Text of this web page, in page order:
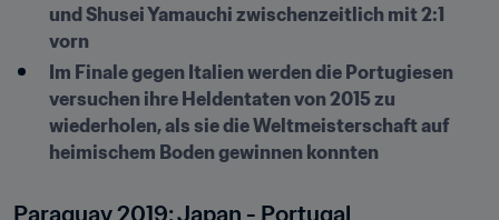
und Shusei Yamauchi zwischenzeitlich mit 2:1
vorn
Im Finale gegen Italien werden die Portugiesen
versuchen ihre Heldentaten von 2015 zu
wiederholen, als sie die Weltmeisterschaft auf
heimischem Boden gewinnen konnten